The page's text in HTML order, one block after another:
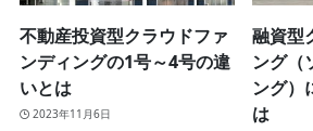
不動産投資型クラウドファ
ンディングの1号～4号の違
いとは
2023年11月6日
融資型
ング（
ング）
は